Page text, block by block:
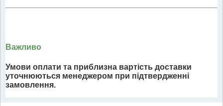
Важливо
Умови оплати та приблизна вартість доставки
уточнюються менеджером при підтвердженні
замовлення.